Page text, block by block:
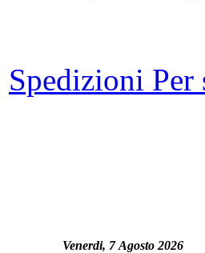
Spedizioni Per
Venerdi, 7 Agosto 2026